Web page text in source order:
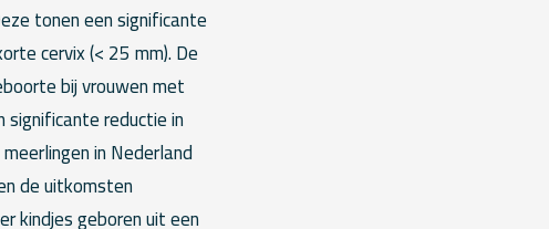
tonen een significante
cervix (< 25 mm). De
bij vrouwen met
significante reductie in
in Nederland
de uitkomsten
kindjes geboren uit een